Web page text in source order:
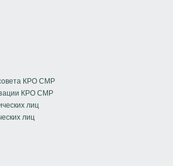
КРО СМР
КРО СМР
лиц
лиц